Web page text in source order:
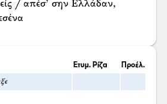
/ απέσ’ σην Ελλάδαν,
Ετυμ. Ρίζα Προέλ.